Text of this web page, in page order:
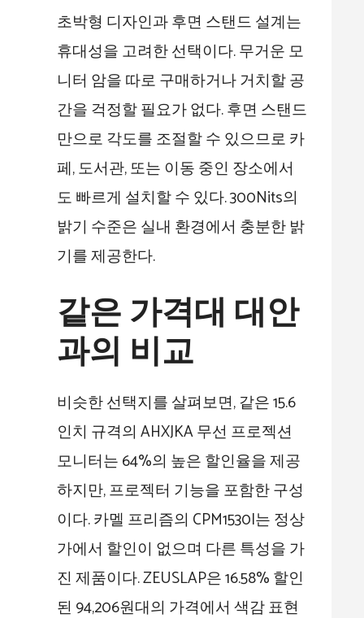
초박형 디자인과 후면 스탠드 설계는
휴대성을 고려한 선택이다. 무거운 모
니터 암을 따로 구매하거나 거치할 공
간을 걱정할 필요가 없다. 후면 스탠드
만으로 각도를 조절할 수 있으므로 카
페, 도서관, 또는 이동 중인 장소에서
도 빠르게 설치할 수 있다. 300Nits의
밝기 수준은 실내 환경에서 충분한 밝
기를 제공한다.
같은 가격대 대안
과의 비교
비슷한 선택지를 살펴보면, 같은 15.6
인치 규격의 AHXJKA 무선 프로젝션
모니터는 64%의 높은 할인율을 제공
하지만, 프로젝터 기능을 포함한 구성
이다. 카멜 프리즘의 CPM1530I는 정상
가에서 할인이 없으며 다른 특성을 가
진 제품이다. ZEUSLAP은 16.58% 할인
된 94,206원대의 가격에서 색감 표현